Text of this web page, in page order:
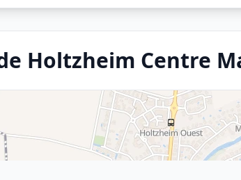
Holtzheim Centre